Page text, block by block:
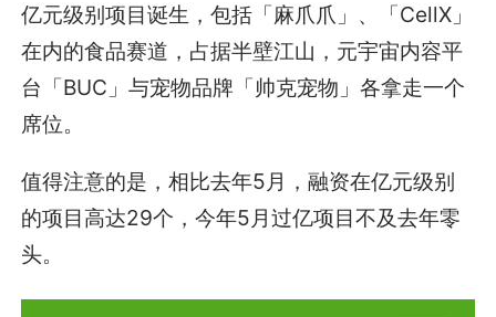
亿元级别项目诞生，包括「麻爪爪」、「CellX」
在内的食品赛道，占据半壁江山，元宇宙内容平
台「BUC」与宠物品牌「帅克宠物」各拿走一个
席位。
值得注意的是，相比去年5月，融资在亿元级别
的项目高达29个，今年5月过亿项目不及去年零
头。